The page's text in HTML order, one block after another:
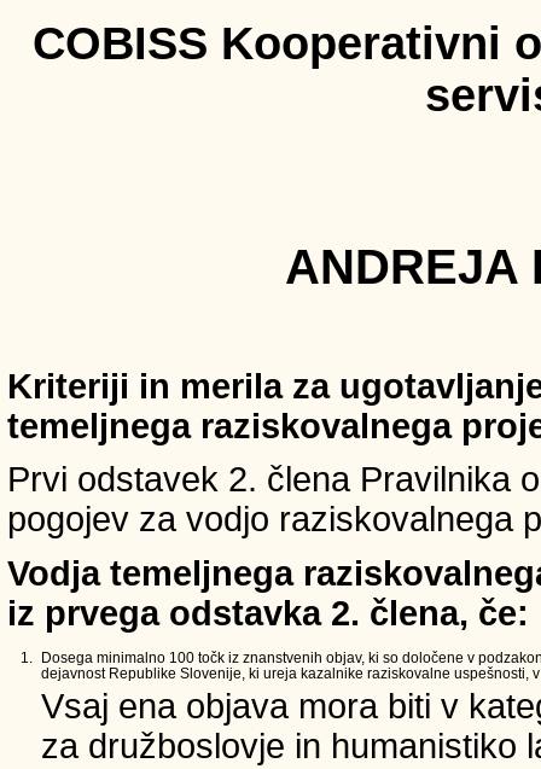
COBISS Kooperativni
ANDREJA
Kriteriji in merila za
temeljnega raziskovalnega
Prvi odstavek 2. člena Pravilnika
pogojev za vodjo raziskovalnega
Vodja temeljnega
iz prvega odstavka 2. člena, če:
1.
Dosega minimalno 100 točk iz znanstvenih objav, ki so določene v
dejavnost Republike Slovenije, ki ureja kazalnike raziskovalne uspešnosti,
Vsaj ena objava mora biti v
za družboslovje in humanistiko